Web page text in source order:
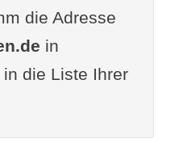
die Adresse
in
in die Liste Ihrer